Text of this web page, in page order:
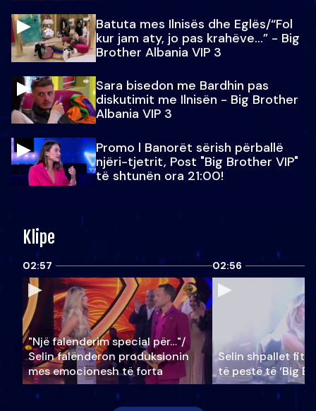
Batuta mes Ilnisës dhe Eglës/“Fol
kur jam aty, jo pas krahëve…” - Big
Brother Albania VIP 3
Sara bisedon me Bardhin pas
diskutimit me Ilnisën - Big Brother
Albania VIP 3
Promo l Banorët sërish përballë
njëri-tjetrit, Post "Big Brother VIP"
të shtunën ora 21:00!
Klipe
02:57
"Një falenderim special për…"/
Selin falënderon produksionin
mes emocionesh të forta
02:56
Selin shpallet
të pestë të ‘Big